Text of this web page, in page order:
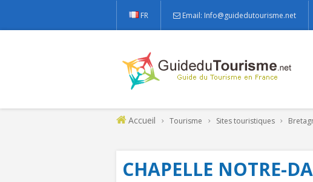
FR Email: Info@guidedutourisme.net
Accueil Tourisme Sites touristiques
CHAPELLE NOTRE-